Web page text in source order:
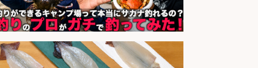
sponsored by 求人ボックス
倉庫での釣り用品の軽作業スタッ
フ/未経験歓迎/交通費支給/制服貸